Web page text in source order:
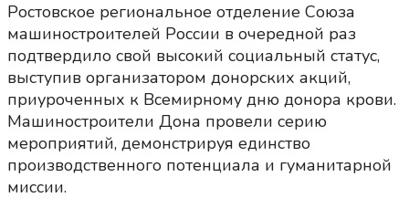
Ростовское региональное отделение Союза
машиностроителей России в очередной раз
подтвердило свой высокий социальный статус,
выступив организатором донорских акций,
приуроченных к Всемирному дню донора крови.
Машиностроители Дона провели серию
мероприятий, демонстрируя единство
производственного потенциала и гуманитарной
миссии.